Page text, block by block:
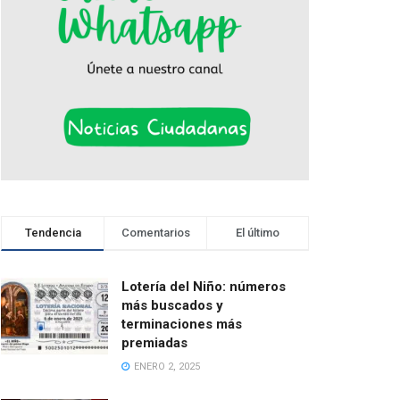
Tendencia Comentarios El último
Lotería del Niño: números
más buscados y
terminaciones más
premiadas
ENERO 2, 2025